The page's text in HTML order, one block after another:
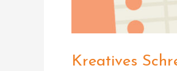
Kreatives